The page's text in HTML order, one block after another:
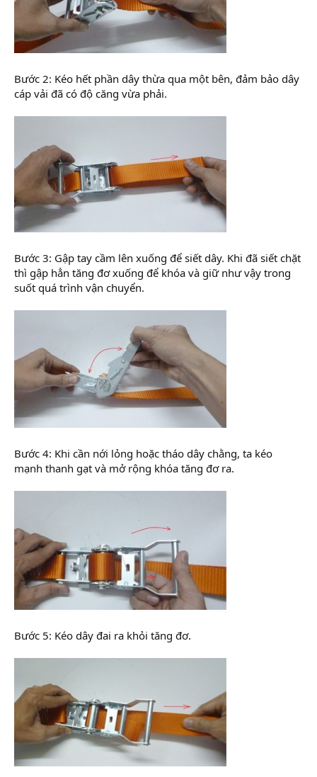
Bước 2: Kéo hết phần dây thừa qua một bên, đảm bảo dây
cáp vải đã có độ căng vừa phải.
Bước 3: Gập tay cầm lên xuống để siết dây. Khi đã siết chặt
thì gập hẳn tăng đơ xuống để khóa và giữ như vậy trong
suốt quá trình vận chuyển.
Bước 4: Khi cần nới lỏng hoặc tháo dây chằng, ta kéo
mạnh thanh gạt và mở rộng khóa tăng đơ ra.
Bước 5: Kéo dây đai ra khỏi tăng đơ.